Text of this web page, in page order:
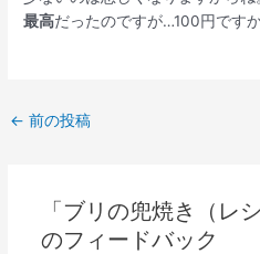
最高だったのですが…100円ですか
← 前の投稿
「ブリの兜焼き（レ
のフィードバック